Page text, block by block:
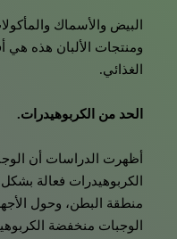
البيض والأسماك
ومنتجات الألبان هذه هي
الغذائي.
الحد من الكربوهيدرات.
أظهرت الدراسات أن
الكربوهيدرات فعالة
منطقة البطن، وحول
الوجبات منخفضة